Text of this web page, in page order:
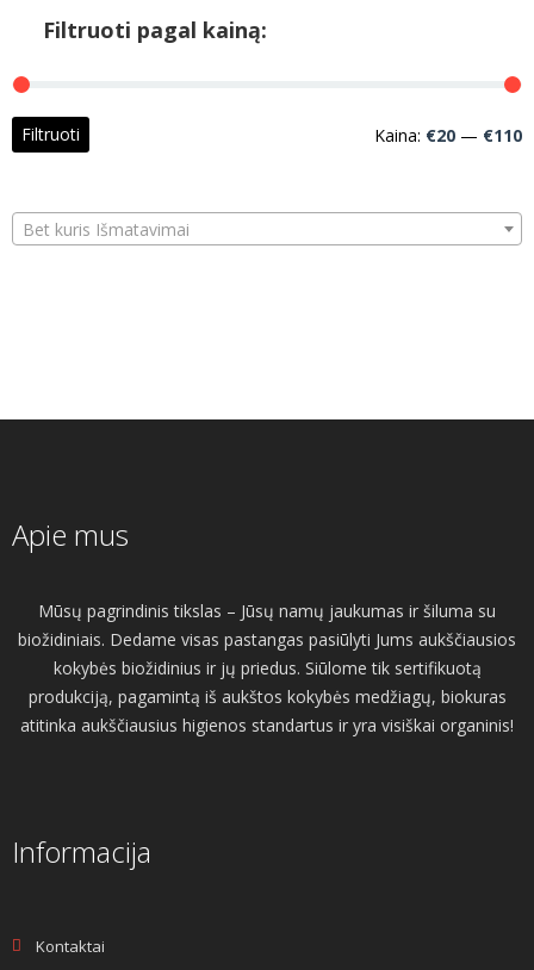
Filtruoti pagal kainą:
Filtruoti Kaina: €20 — €110
Bet kuris Išmatavimai
Apie mus
Mūsų pagrindinis tikslas – Jūsų namų jaukumas ir šiluma su
biožidiniais. Dedame visas pastangas pasiūlyti Jums aukščiausios
kokybės biožidinius ir jų priedus. Siūlome tik sertifikuotą
produkciją, pagamintą iš aukštos kokybės medžiagų, biokuras
atitinka aukščiausius higienos standartus ir yra visiškai organinis!
Informacija
Kontaktai